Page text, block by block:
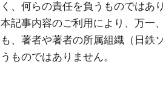
く、何らの責任を負うものではあ
本記事内容のご利用により、万一
も、著者や著者の所属組織（日鉄
うものではありません。